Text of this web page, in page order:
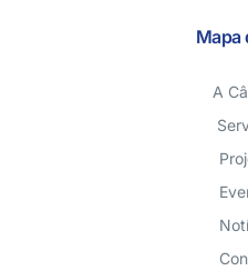
Mapa
A